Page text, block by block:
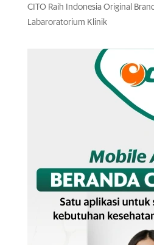
CITO Raih Indonesia Original
Labaroratorium Klinik